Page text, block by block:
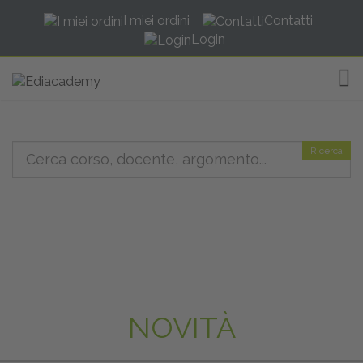
I miei ordini
Contatti
Login
Ricerca
NOVITÀ